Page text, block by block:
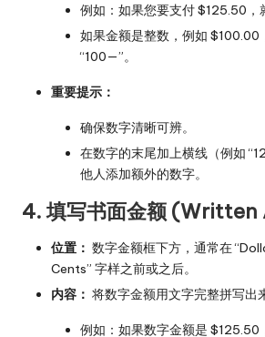
例如：如果您要支付 $125.50，
如果金额是整数，例如 $100.00
“100—”。
重要提示：
确保数字清晰可辨。
在数字的末尾加上横线（例如
他人添加额外的数字。
4. 填写书面金额
位置： 数字金额框下方，通常在
Cents” 字样之前或之后。
内容： 将数字金额用文字完整拼写出
例如：如果数字金额是 $125.50